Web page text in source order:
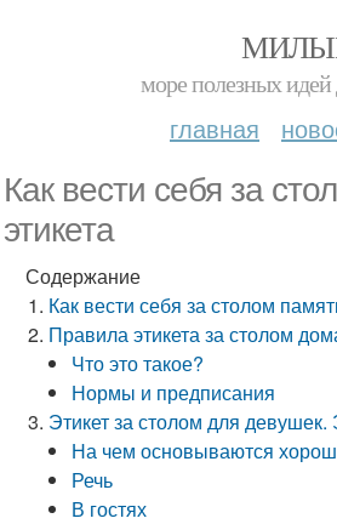
море полезных
главная
Как вести себя за
этикета
Содержание
Как вести себя за столом
Правила этикета за столом
Что это такое?
Нормы и предписания
Этикет за столом для
На чем основываются
Речь
В гостях